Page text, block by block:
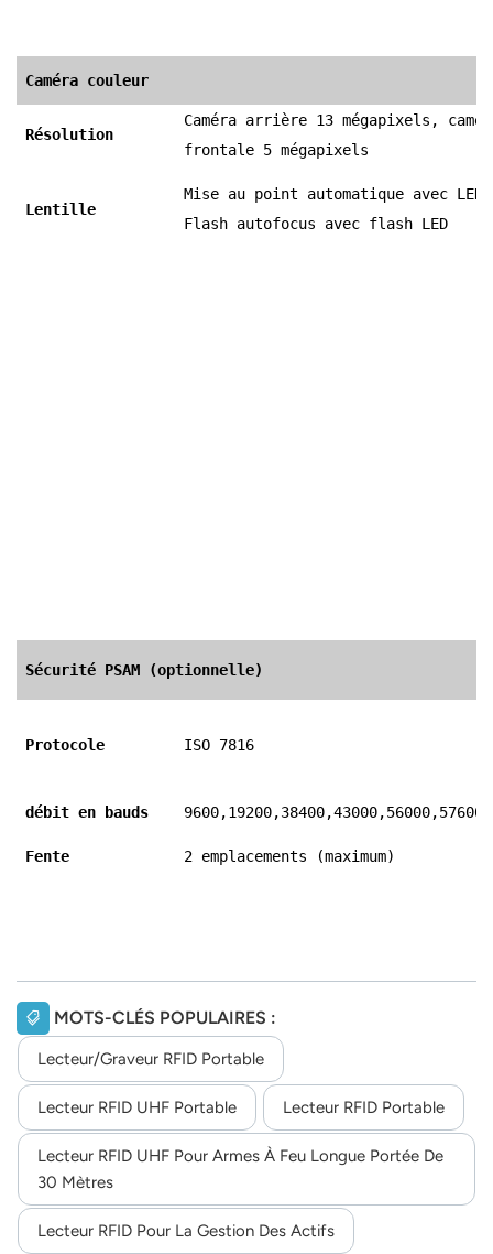
Caméra couleur
Résolution
Caméra arrière 13 mégapixels,
frontale 5 mégapixels
Lentille
Mise au point automatique avec LED
Flash autofocus avec flash LED
Sécurité PSAM (optionnelle)
Protocole ISO 7816
débit en bauds
Fente 2 emplacements (maximum)
MOTS-CLÉS POPULAIRES :
Lecteur/graveur RFID Portable
Lecteur RFID UHF Portable Lecteur RFID Portable
Lecteur RFID UHF Pour Armes À Feu Longue Portée De
30 Mètres
Lecteur RFID Pour La Gestion Des Actifs